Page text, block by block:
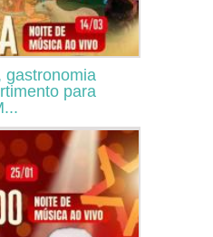
gastronomia
para